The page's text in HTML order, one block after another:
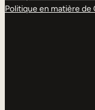
Politique en matière de